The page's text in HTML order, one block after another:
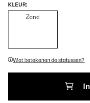
KLEUR:
Zand
Wat betekenen de statussen?